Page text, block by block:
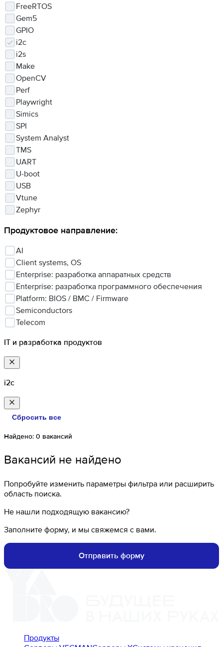
FreeRTOS
Gem5
GPIO
i2c
i2s
Make
OpenCV
Perf
Playwright
Simics
SPI
System Analyst
TMS
UART
U-boot
USB
Vtune
Zephyr
Продуктовое направление:
AI
Client systems, OS
Enterprise: разработка аппаратных средств
Enterprise: разработка программного обеспечения
Platform: BIOS / BMC / Firmware
Semiconductors
Telecom
IT и разработка продуктов
i2c
Сбросить все
Найдено: 0 вакансий
Вакансий не найдено
Попробуйте изменить параметры фильтра или расширить
область поиска.
Не нашли подходящую вакансию?
Заполните форму, и мы свяжемся с вами.
Отправить форму
Продукты